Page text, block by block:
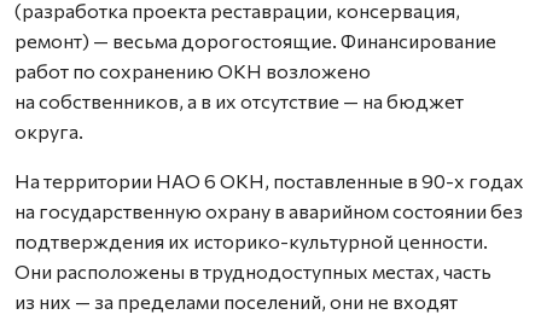
(разработка проекта реставрации, консервация,
ремонт) — весьма дорогостоящие. Финансирование
работ по сохранению ОКН возложено
на собственников, а в их отсутствие — на бюджет
округа.
На территории НАО 6 ОКН, поставленные в 90-х годах
на государственную охрану в аварийном состоянии без
подтверждения их историко-культурной ценности.
Они расположены в труднодоступных местах, часть
из них — за пределами поселений, они не входят